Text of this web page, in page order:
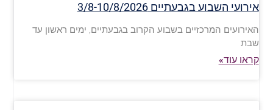
אירועי השבוע בגבעתיים 3/8-10/8/2026
האירועים המרכזיים בשבוע הקרוב בגבעתיים, ימים ראשון עד
שבת
קראו עוד»